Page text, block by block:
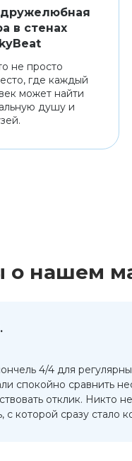
в стенах
не просто
где каждый
может найти
душу и
о нашем
4/4 для
спокойно сравнить
отклик. Никто
с которой сразу стало